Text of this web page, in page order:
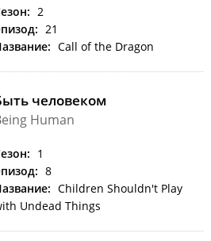
2
21
Call of the Dragon
человеком
Human
1
8
Children Shouldn't Play
Undead Things